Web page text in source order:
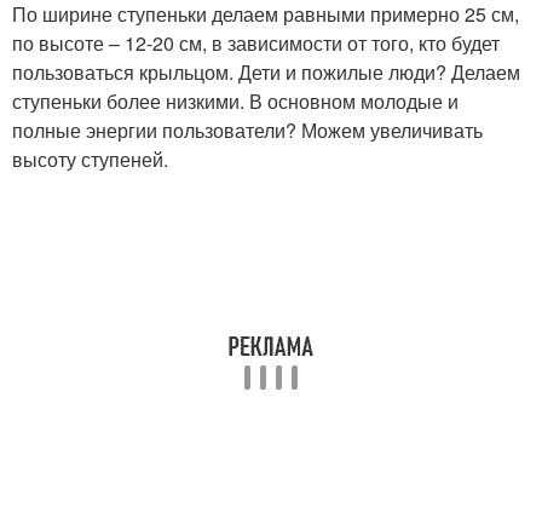
По ширине ступеньки делаем равными примерно 25 см,
по высоте – 12-20 см, в зависимости от того, кто будет
пользоваться крыльцом. Дети и пожилые люди? Делаем
ступеньки более низкими. В основном молодые и
полные энергии пользователи? Можем увеличивать
высоту ступеней.